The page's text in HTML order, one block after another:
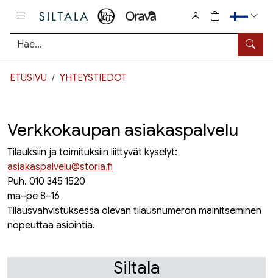
Hae
0
tuotetta
ETUSIVU YHTEYSTIEDOT
Verkkokaupan asiakaspalvelu
Tilauksiin ja toimituksiin liittyvät kyselyt:
asiakaspalvelu@storia.fi
Puh. 010 345 1520
ma–pe 8–16
Tilausvahvistuksessa olevan tilausnumeron mainitseminen
nopeuttaa asiointia.
Siltala